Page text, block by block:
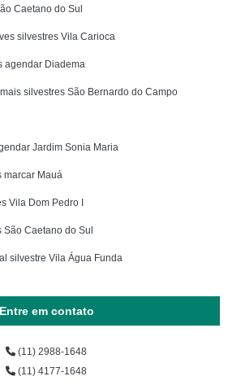
Caetano do Sul
silvestres Vila Carioca
agendar Diadema
silvestres São Bernardo do Campo
Jardim Sonia Maria
marcar Mauá
Vila Dom Pedro I
Caetano do Sul
silvestre Vila Água Funda
Entre em contato
(11) 2988-1648
(11) 4177-1648